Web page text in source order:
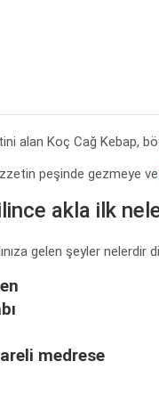
alan Koç Cağ Kebap,
peşinde gezmeye ve
akla ilk
gelen şeyler
medrese